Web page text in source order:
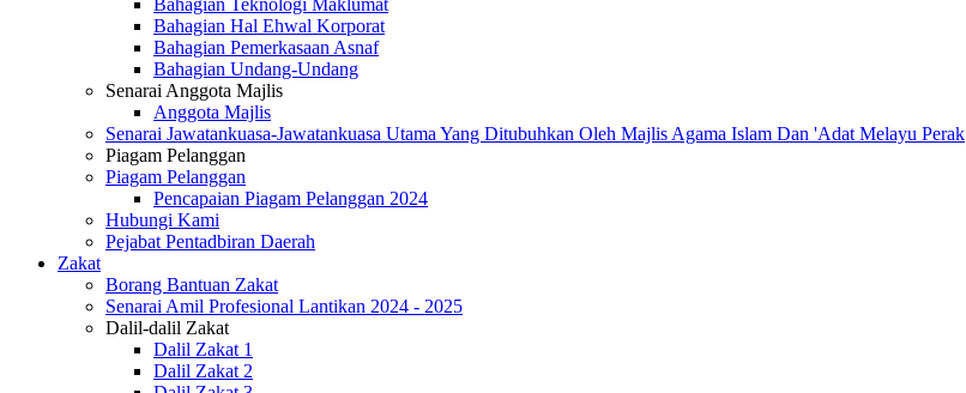
Bahagian Teknologi Maklumat
Bahagian Hal Ehwal Korporat
Bahagian Pemerkasaan Asnaf
Bahagian Undang-Undang
Senarai Anggota Majlis
Anggota Majlis
Senarai Jawatankuasa-Jawatankuasa Utama Yang Ditubuhkan Oleh Majlis Agama Islam Dan 'Adat Melayu Perak
Piagam Pelanggan
Piagam Pelanggan
Pencapaian Piagam Pelanggan 2024
Hubungi Kami
Pejabat Pentadbiran Daerah
Zakat
Borang Bantuan Zakat
Senarai Amil Profesional Lantikan 2024 - 2025
Dalil-dalil Zakat
Dalil Zakat 1
Dalil Zakat 2